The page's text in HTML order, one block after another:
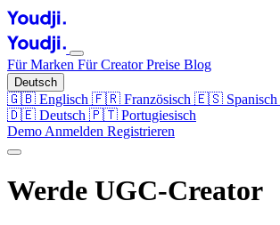
Für Marken Für CreatorPreise Blog
Deutsch
🇬🇧 Englisch 🇫🇷 Französisch 🇪🇸 Spanisch
🇩🇪 Deutsch 🇵🇹 Portugiesisch
Demo Anmelden Registrieren
Werde UGC-Creator